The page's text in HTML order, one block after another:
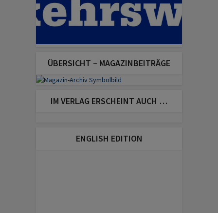
ÜBERSICHT – MAGAZINBEITRÄGE
IM VERLAG ERSCHEINT AUCH …
ENGLISH EDITION